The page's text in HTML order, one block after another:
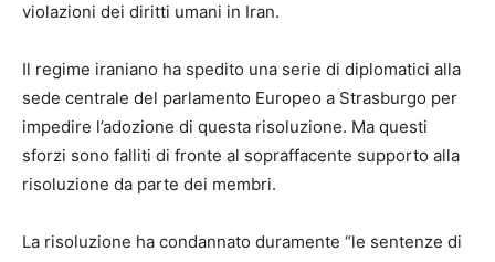
violazioni dei diritti umani in Iran.
Il regime iraniano ha spedito una serie di diplomatici alla
sede centrale del parlamento Europeo a Strasburgo per
impedire l’adozione di questa risoluzione. Ma questi
sforzi sono falliti di fronte al sopraffacente supporto alla
risoluzione da parte dei membri.
La risoluzione ha condannato duramente “le sentenze di